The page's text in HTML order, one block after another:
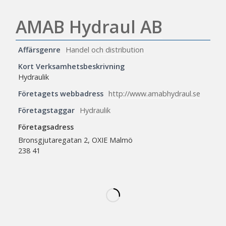
AMAB Hydraul AB
Affärsgenre
Handel och distribution
Kort Verksamhetsbeskrivning
Hydraulik
Företagets webbadress http://www.amabhydraul.se
Företagstaggar Hydraulik
Företagsadress
Bronsgjutaregatan 2, OXIE Malmö
238 41